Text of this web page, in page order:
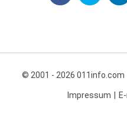
© 2001 - 2026 011info.com
Impressum